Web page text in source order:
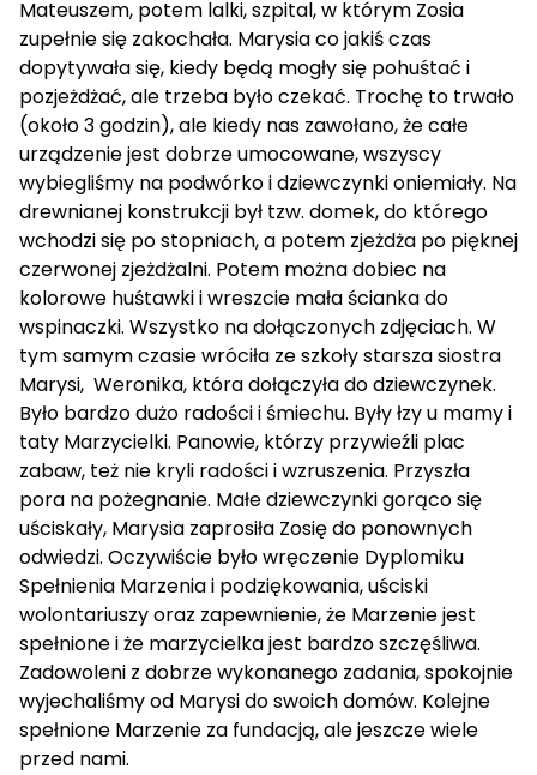
Mateuszem, potem lalki, szpital, w którym Zosia
zupełnie się zakochała. Marysia co jakiś czas
dopytywała się, kiedy będą mogły się pohuśtać i
pozjeżdżać, ale trzeba było czekać. Trochę to trwało
(około 3 godzin), ale kiedy nas zawołano, że całe
urządzenie jest dobrze umocowane, wszyscy
wybiegliśmy na podwórko i dziewczynki oniemiały. Na
drewnianej konstrukcji był tzw. domek, do którego
wchodzi się po stopniach, a potem zjeżdża po pięknej
czerwonej zjeżdżalni. Potem można dobiec na
kolorowe huśtawki i wreszcie mała ścianka do
wspinaczki. Wszystko na dołączonych zdjęciach. W
tym samym czasie wróciła ze szkoły starsza siostra
Marysi, Weronika, która dołączyła do dziewczynek.
Było bardzo dużo radości i śmiechu. Były łzy u mamy i
taty Marzycielki. Panowie, którzy przywieźli plac
zabaw, też nie kryli radości i wzruszenia. Przyszła
pora na pożegnanie. Małe dziewczynki gorąco się
uściskały, Marysia zaprosiła Zosię do ponownych
odwiedzi. Oczywiście było wręczenie Dyplomiku
Spełnienia Marzenia i podziękowania, uściski
wolontariuszy oraz zapewnienie, że Marzenie jest
spełnione i że marzycielka jest bardzo szczęśliwa.
Zadowoleni z dobrze wykonanego zadania, spokojnie
wyjechaliśmy od Marysi do swoich domów. Kolejne
spełnione Marzenie za fundacją, ale jeszcze wiele
przed nami.